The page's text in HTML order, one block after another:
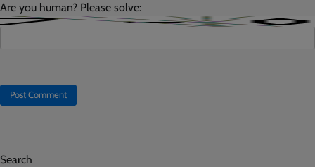
Are you human? Please solve:
Search